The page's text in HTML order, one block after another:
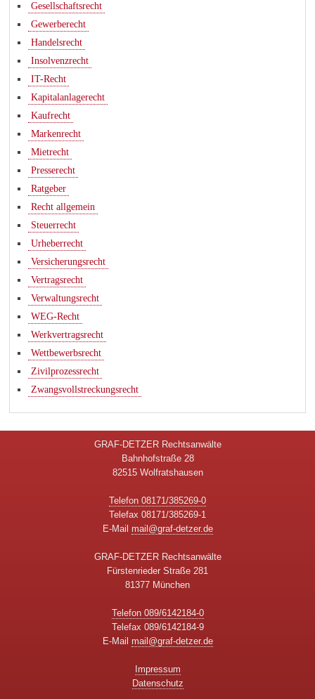
Gesellschaftsrecht
Gewerberecht
Handelsrecht
Insolvenzrecht
IT-Recht
Kapitalanlagerecht
Kaufrecht
Markenrecht
Mietrecht
Presserecht
Ratgeber
Recht allgemein
Steuerrecht
Urheberrecht
Versicherungsrecht
Vertragsrecht
Verwaltungsrecht
WEG-Recht
Werkvertragsrecht
Wettbewerbsrecht
Zivilprozessrecht
Zwangsvollstreckungsrecht
GRAF-DETZER Rechtsanwälte
Bahnhofstraße 28
82515 Wolfratshausen
Telefon 08171/385269-0
Telefax 08171/385269-1
E-Mail mail@graf-detzer.de
GRAF-DETZER Rechtsanwälte
Fürstenrieder Straße 281
81377 München
Telefon 089/6142184-0
Telefax 089/6142184-9
E-Mail mail@graf-detzer.de
Impressum
Datenschutz